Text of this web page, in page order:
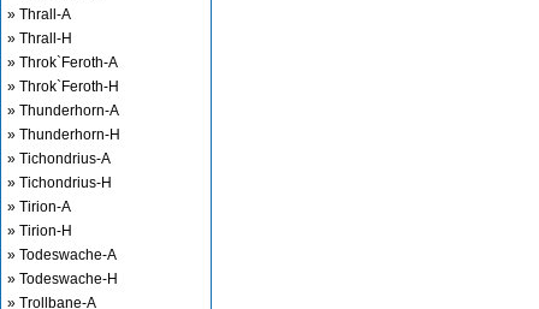
» Thrall-A
» Thrall-H
» Throk`Feroth-A
» Throk`Feroth-H
» Thunderhorn-A
» Thunderhorn-H
» Tichondrius-A
» Tichondrius-H
» Tirion-A
» Tirion-H
» Todeswache-A
» Todeswache-H
» Trollbane-A